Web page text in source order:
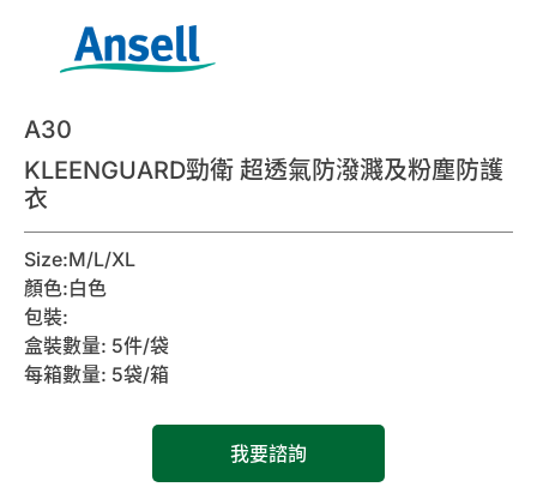
A30
KLEENGUARD勁衛 超透氣防潑濺及粉塵防護
衣
Size:M/L/XL
顏色:白色
包裝:
盒裝數量: 5件/袋
每箱數量: 5袋/箱
我要諮詢